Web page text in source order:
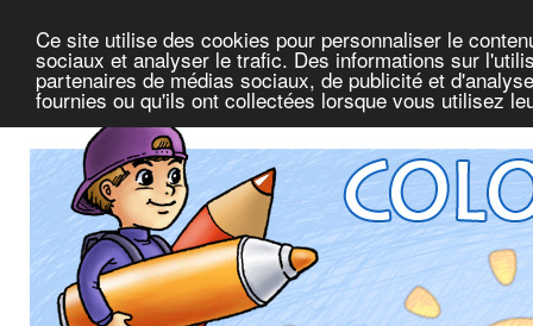
Ce site utilise des cookies pour personnaliser le
sociaux et analyser le trafic. Des informations sur
partenaires de médias sociaux, de publicité et
fournies ou qu'ils ont collectées lorsque vous utilisez